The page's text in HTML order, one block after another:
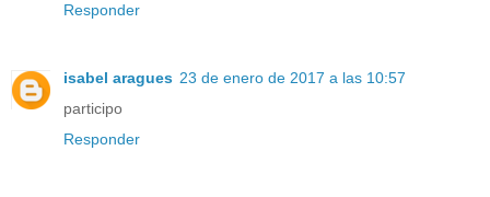
Responder
isabel aragues 23 de enero de 2017 a las 10:57
participo
Responder